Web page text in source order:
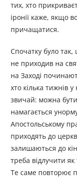
тих, хто
іронії каже, якщо
причащатися.
Спочатку було
не приходив на
на Заході
хто кілька тижнів
звичай: можна
намагається
Апостольському
приходять до
залишаються до
треба відлучити
Те саме повто­рює